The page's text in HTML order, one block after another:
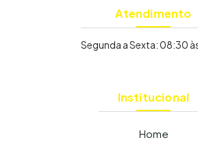
Atendimento
Segunda a Sexta: 08:30
Institucional
Home